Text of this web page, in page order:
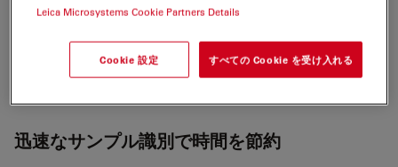
クリーンディスプレイ（OSD）機能で、モニター上のマ
ウス操作ですべての機能を操作することができます。 作
迅速なサンプル識別で時間を節約
Leica Microsystems Cookie Partners Details
Cookie 設定 すべての Cookie を受け入れる